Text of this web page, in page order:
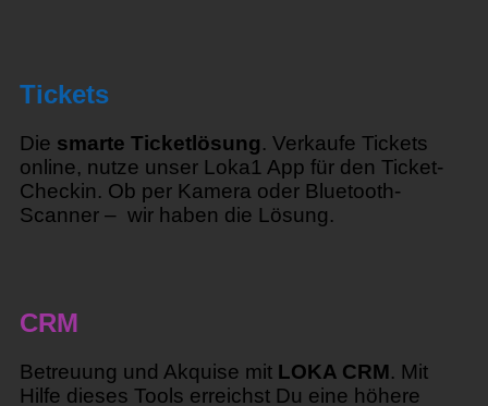
Tickets
Die smarte Ticketlösung. Verkaufe Tickets
online, nutze unser Loka1 App für den Ticket-
Checkin. Ob per Kamera oder Bluetooth-
Scanner – wir haben die Lösung.
CRM
Betreuung und Akquise mit LOKA CRM. Mit
Hilfe dieses Tools erreichst Du eine höhere